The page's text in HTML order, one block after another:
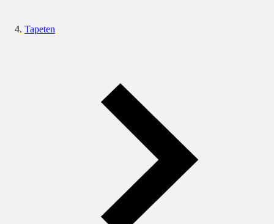
Tapeten